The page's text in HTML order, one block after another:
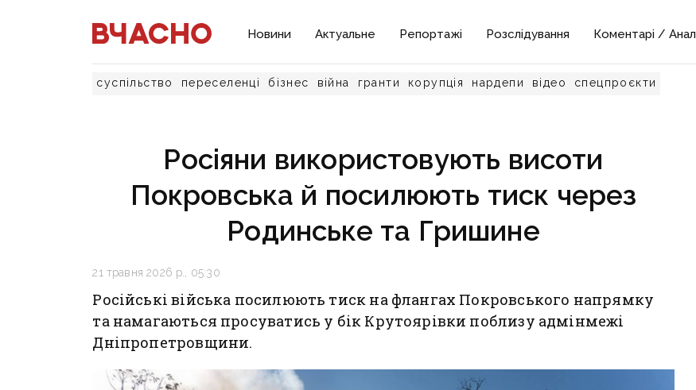
Новини Актуальне Репортажі Розслідування Коментарі /
суспільство переселенці бізнес війна гранти корупція нардепи відео спецпроєкти
Росіяни використовують висоти
Покровська й посилюють тиск через
Родинське та Гришине
21 травня 2026 р., 05:30
Російські війська посилюють тиск на флангах Покровського напрямку
та намагаються просуватись у бік Крутоярівки поблизу адмінмежі
Дніпропетровщини.